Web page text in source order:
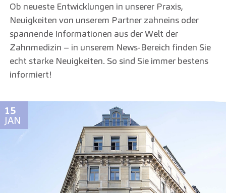
Ob neueste Entwicklungen in unserer Praxis,
Neuigkeiten von unserem Partner zahneins oder
spannende Informationen aus der Welt der
Zahnmedizin – in unserem News-Bereich finden Sie
echt starke Neuigkeiten. So sind Sie immer bestens
informiert!
15
JAN